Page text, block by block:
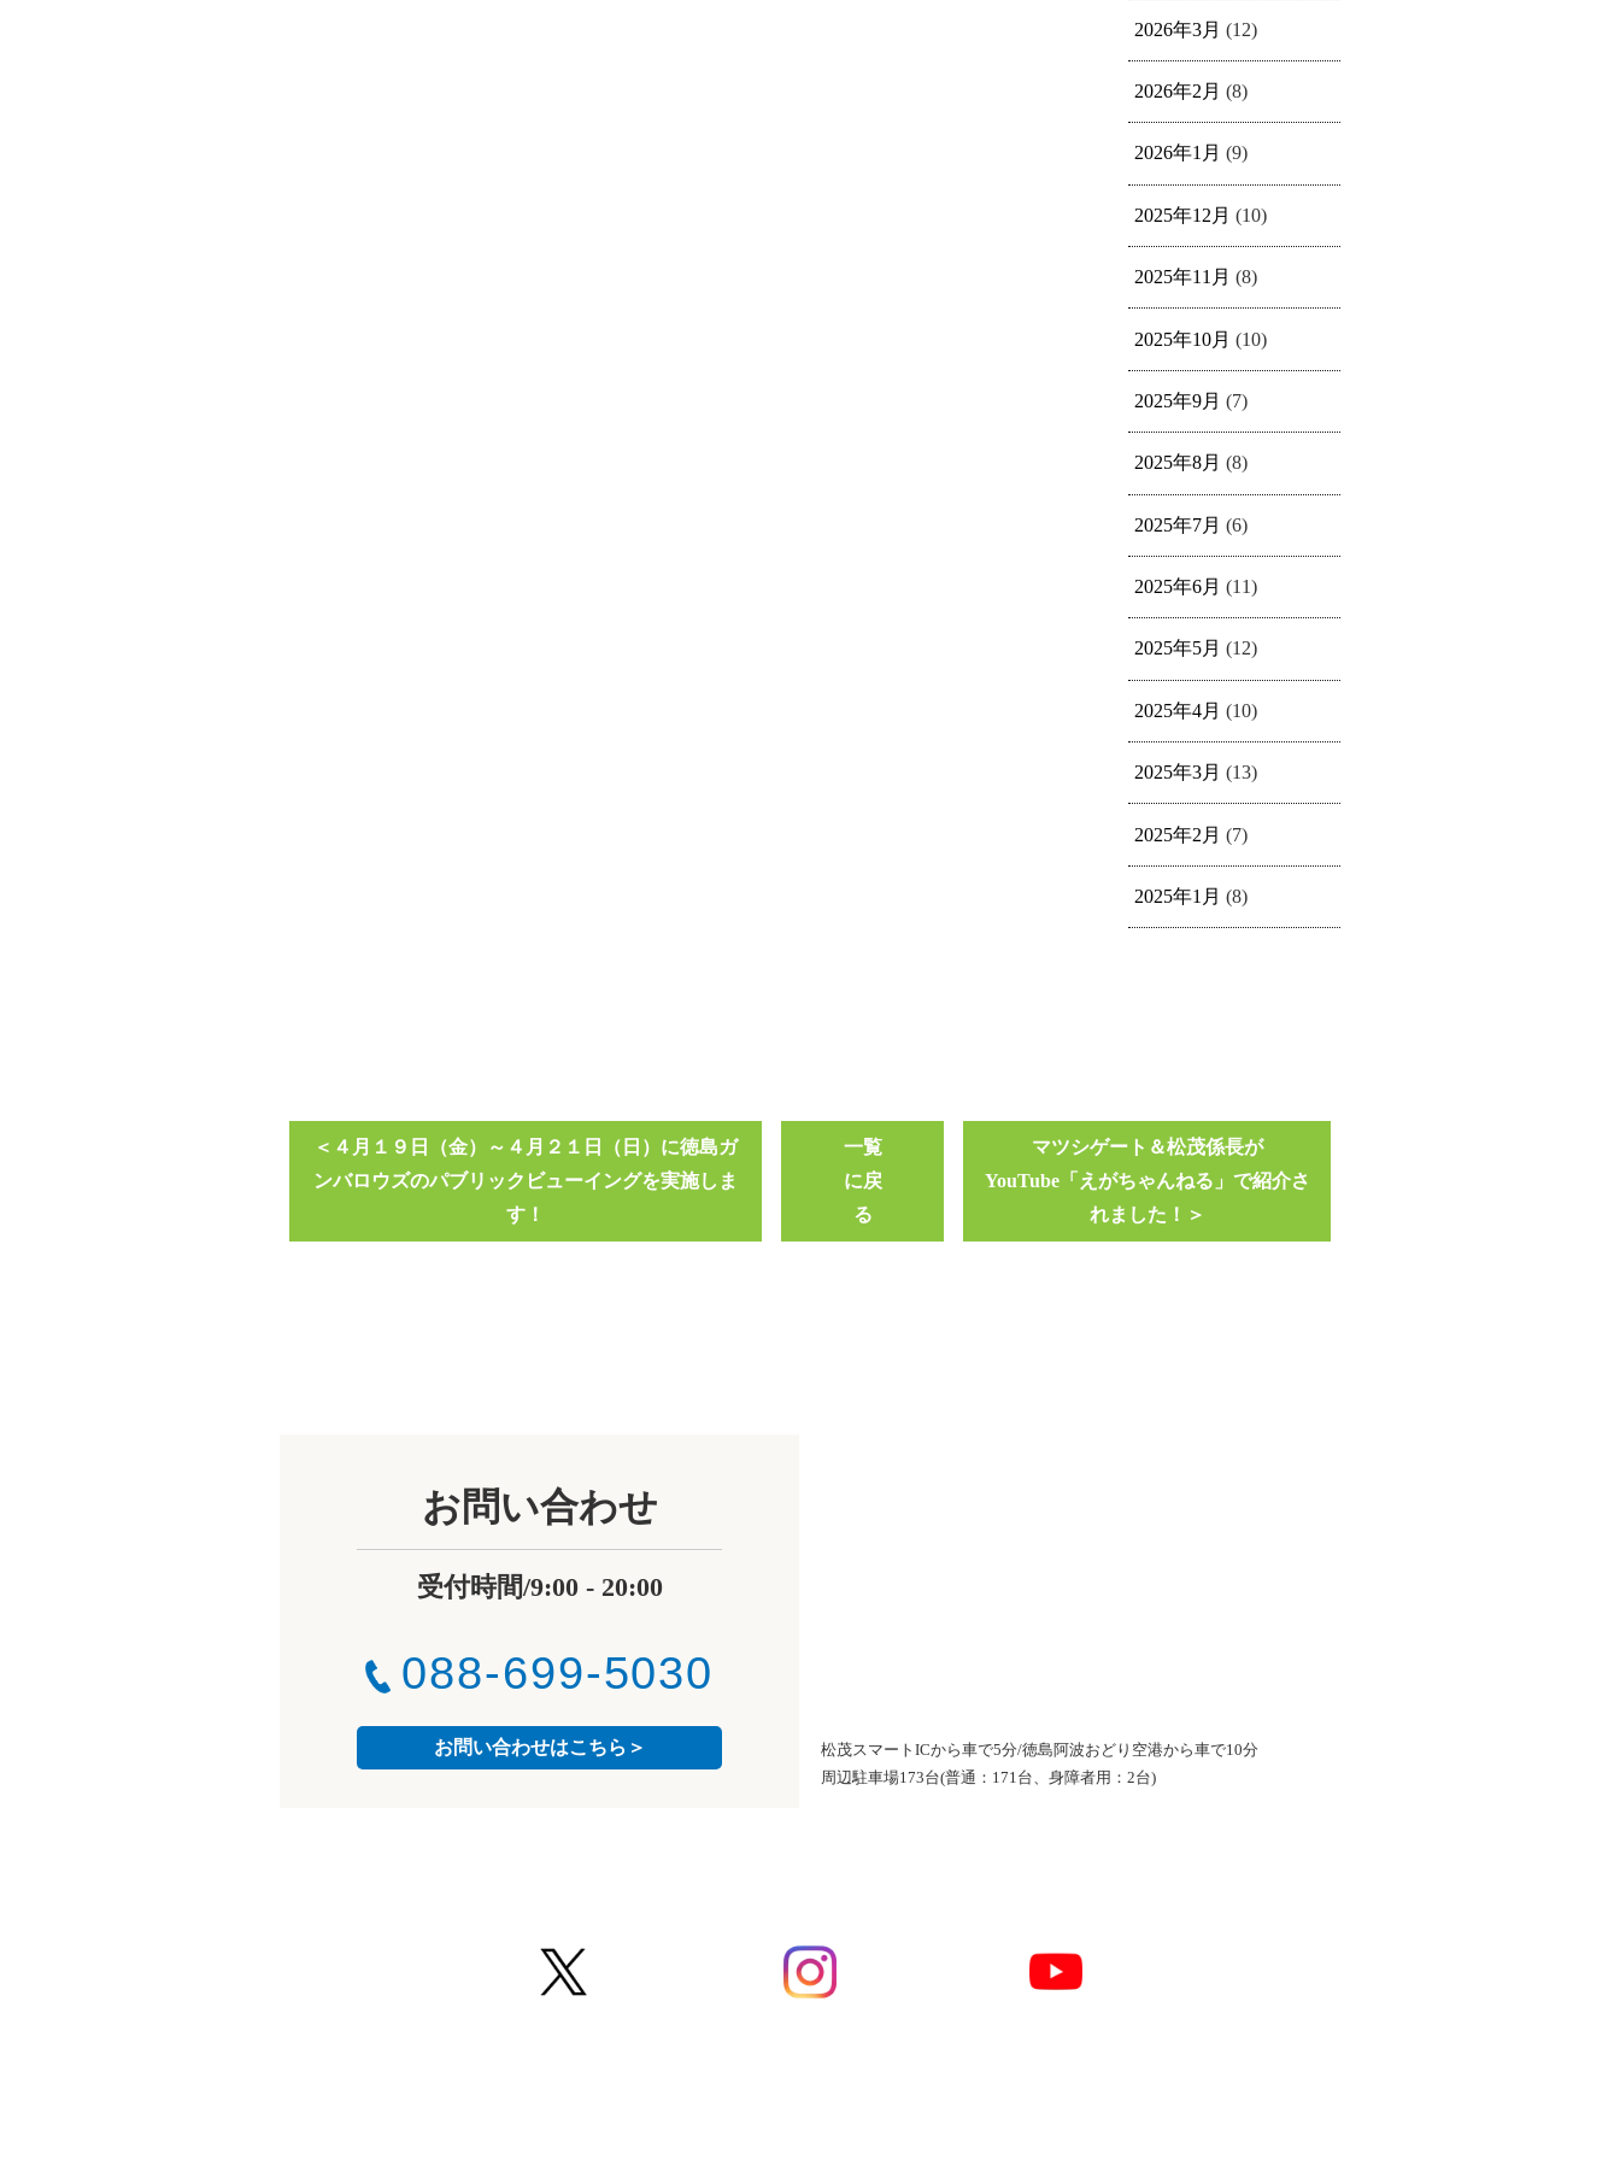
2026年3月 (12)
2026年2月 (8)
2026年1月 (9)
2025年12月 (10)
2025年11月 (8)
2025年10月 (10)
2025年9月 (7)
2025年8月 (8)
2025年7月 (6)
2025年6月 (11)
2025年5月 (12)
2025年4月 (10)
2025年3月 (13)
2025年2月 (7)
2025年1月 (8)
４月１９日（金）～４月２１日（日）に徳島ガ
ンバロウズのパブリックビューイングを実施しま
す！
一覧
に戻
る
マツシゲート＆松茂係長が
YouTube「えがちゃんねる」で紹介さ
れました！
お問い合わせ
受付時間/9:00 - 20:00
088-699-5030
お問い合わせはこちら＞
松茂スマートICから車で5分/徳島阿波おどり空港から車で10分
周辺駐車場173台(普通：171台、身障者用：2台)